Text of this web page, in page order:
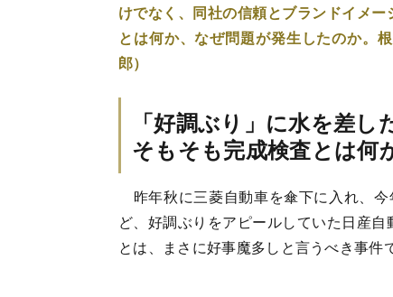
けでなく、同社の信頼とブランドイメ
とは何か、なぜ問題が発生したのか。
郎）
「好調ぶり」に水を差し
そもそも完成検査とは何
昨年秋に三菱自動車を傘下に入れ、
ど、好調ぶりをアピールしていた日産
とは、まさに好事魔多しと言うべき事件